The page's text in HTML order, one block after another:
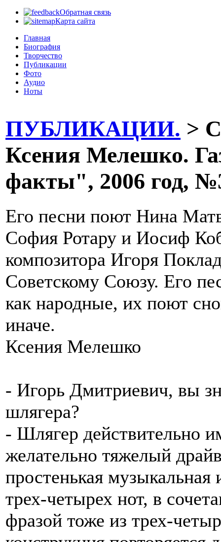
Обратная связь
Карта сайта
Главная
Биография
Творчество
Публикации
Фото
Аудио
Ноты
ПУБЛИКАЦИИ. >
Ксения Мелешко.
факты", 2006 год,
Его песни поют Нина
София Ротару и Иосиф
композитора Игоря
Советскому Союзу. Его
как народные, их поют
иначе.
Ксения Мелешко
- Игорь Дмитриевич, вы
шлягера?
- Шлягер действительно
желательно тяжелый
простенькая музыкальная
трех-четырех нот, в
фразой тоже из трех-